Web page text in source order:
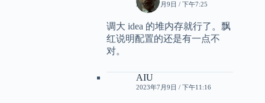
2023年7月9日 / 下午7:25
调大 idea 的堆内存就行了。飘
红说明配置的还是有一点不
对。
AIU
2023年7月9日 / 下午11:16